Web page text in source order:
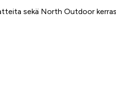
sekä North Outdoor